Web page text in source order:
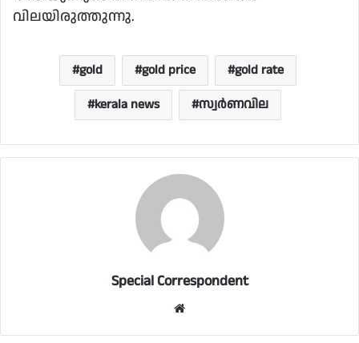
വിലയിരുത്തുന്നു.
gold gold price
gold rate
kerala news
സ്വര്‍ണവില
Special Correspondent